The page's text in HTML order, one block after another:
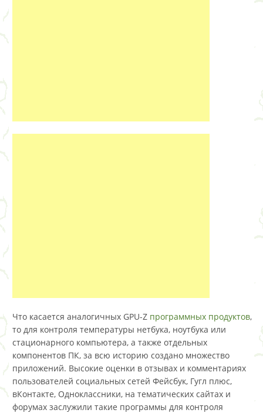
Что касается аналогичных GPU-Z программных продуктов,
то для контроля температуры нетбука, ноутбука или
стационарного компьютера, а также отдельных
компонентов ПК, за всю историю создано множество
приложений. Высокие оценки в отзывах и комментариях
пользователей социальных сетей Фейсбук, Гугл плюс,
вКонтакте, Одноклассники, на тематических сайтах и
форумах заслужили такие программы для контроля